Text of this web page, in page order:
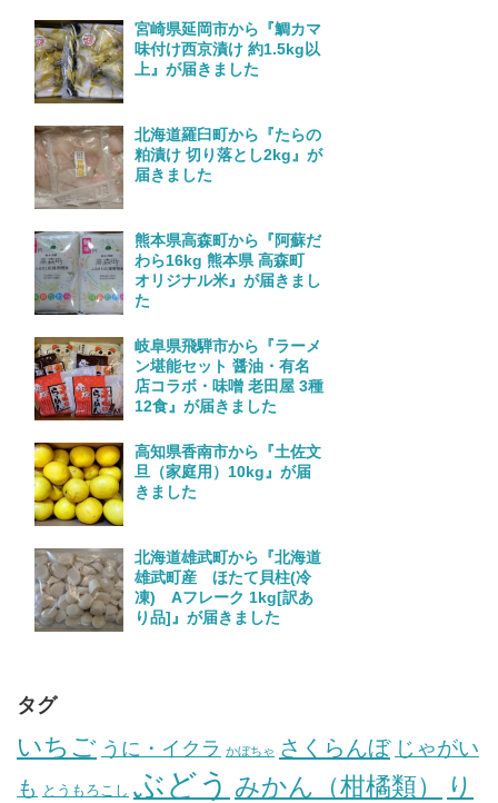
宮崎県延岡市から『鯛カマ
味付け西京漬け 約1.5kg以
上』が届きました
北海道羅臼町から『たらの
粕漬け 切り落とし2kg』が
届きました
熊本県高森町から『阿蘇だ
わら16kg 熊本県 高森町
オリジナル米』が届きまし
た
岐阜県飛騨市から『ラーメ
ン堪能セット 醤油・有名
店コラボ・味噌 老田屋 3種
12食』が届きました
高知県香南市から『土佐文
旦（家庭用）10kg』が届
きました
北海道雄武町から『北海道
雄武町産 ほたて貝柱(冷
凍) Aフレーク 1kg[訳あ
り品]』が届きました
タグ
いちご うに・イクラ かぼちゃ さくらんぼ じゃがい
も とうもろこし ぶどう みかん（柑橘類）
り